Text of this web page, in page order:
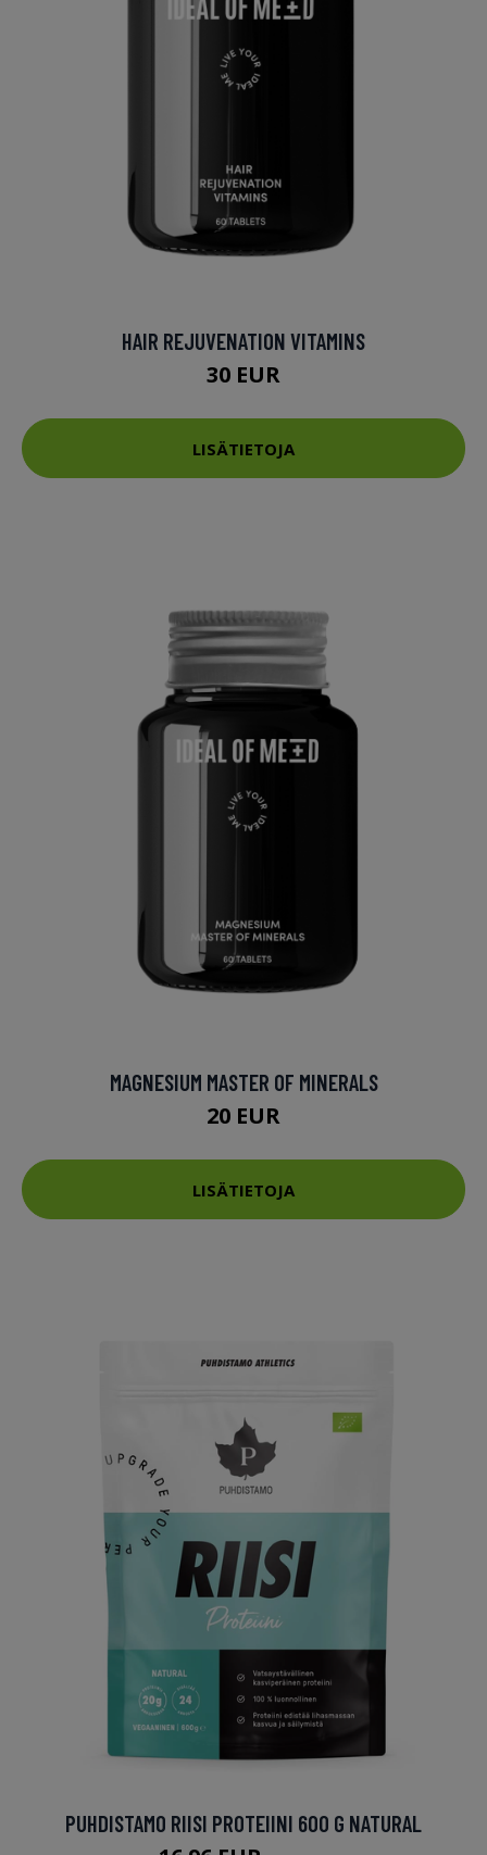
HAIR REJUVENATION VITAMINS
30 EUR
LISÄTIETOJA
MAGNESIUM MASTER OF MINERALS
20 EUR
LISÄTIETOJA
PUHDISTAMO RIISI PROTEIINI 600 G NATURAL